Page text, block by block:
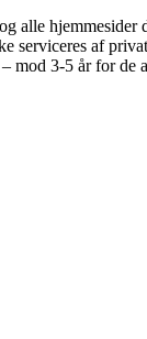
alle
af
3-5 år for